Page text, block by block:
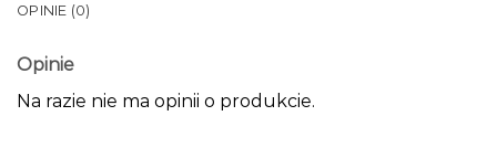
OPINIE (0)
Opinie
Na razie nie ma opinii o produkcie.